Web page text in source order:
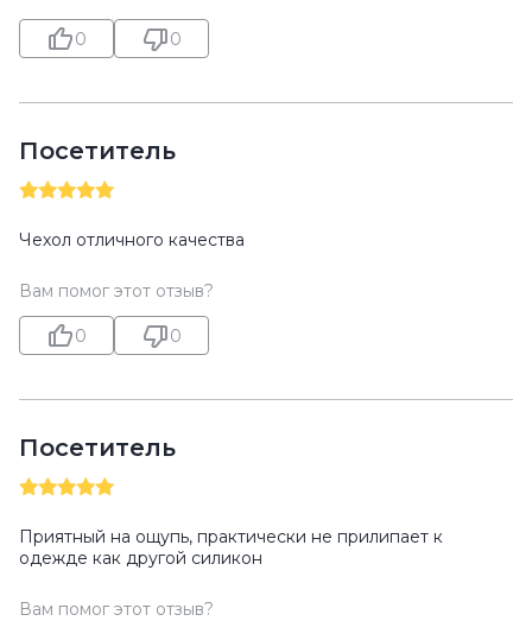
0 0
Посетитель
Чехол отличного качества
Вам помог этот отзыв?
0 0
Посетитель
Приятный на ощупь, практически не прилипает к
одежде как другой силикон
Вам помог этот отзыв?